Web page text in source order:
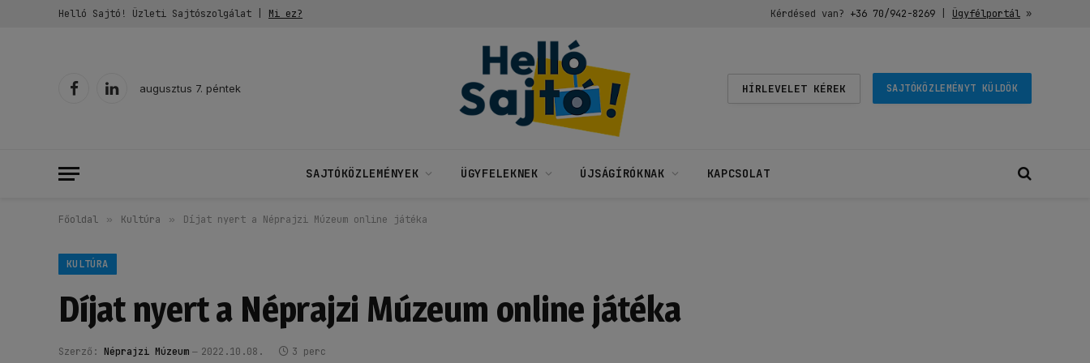
Helló Sajtó! Üzleti Sajtószolgálat | Mi ez? Kérdésed van? +36 70/942-8269| Ügyfélportál»
FacebookLinkedIn
augusztus 7. péntek HÍRLEVELET KÉREK SAJTÓKÖZLEMÉNYT KÜLDÖK
SAJTÓKÖZLEMÉNYEK ÜGYFELEKNEK ÚJSÁGÍRÓKNAK KAPCSOLAT
Főoldal » Kultúra » Díjat nyert a Néprajzi Múzeum online játéka
KULTÚRA
Díjat nyert a Néprajzi Múzeum online játéka
Szerző: Néprajzi Múzeum 2022.10.08. 3 perc